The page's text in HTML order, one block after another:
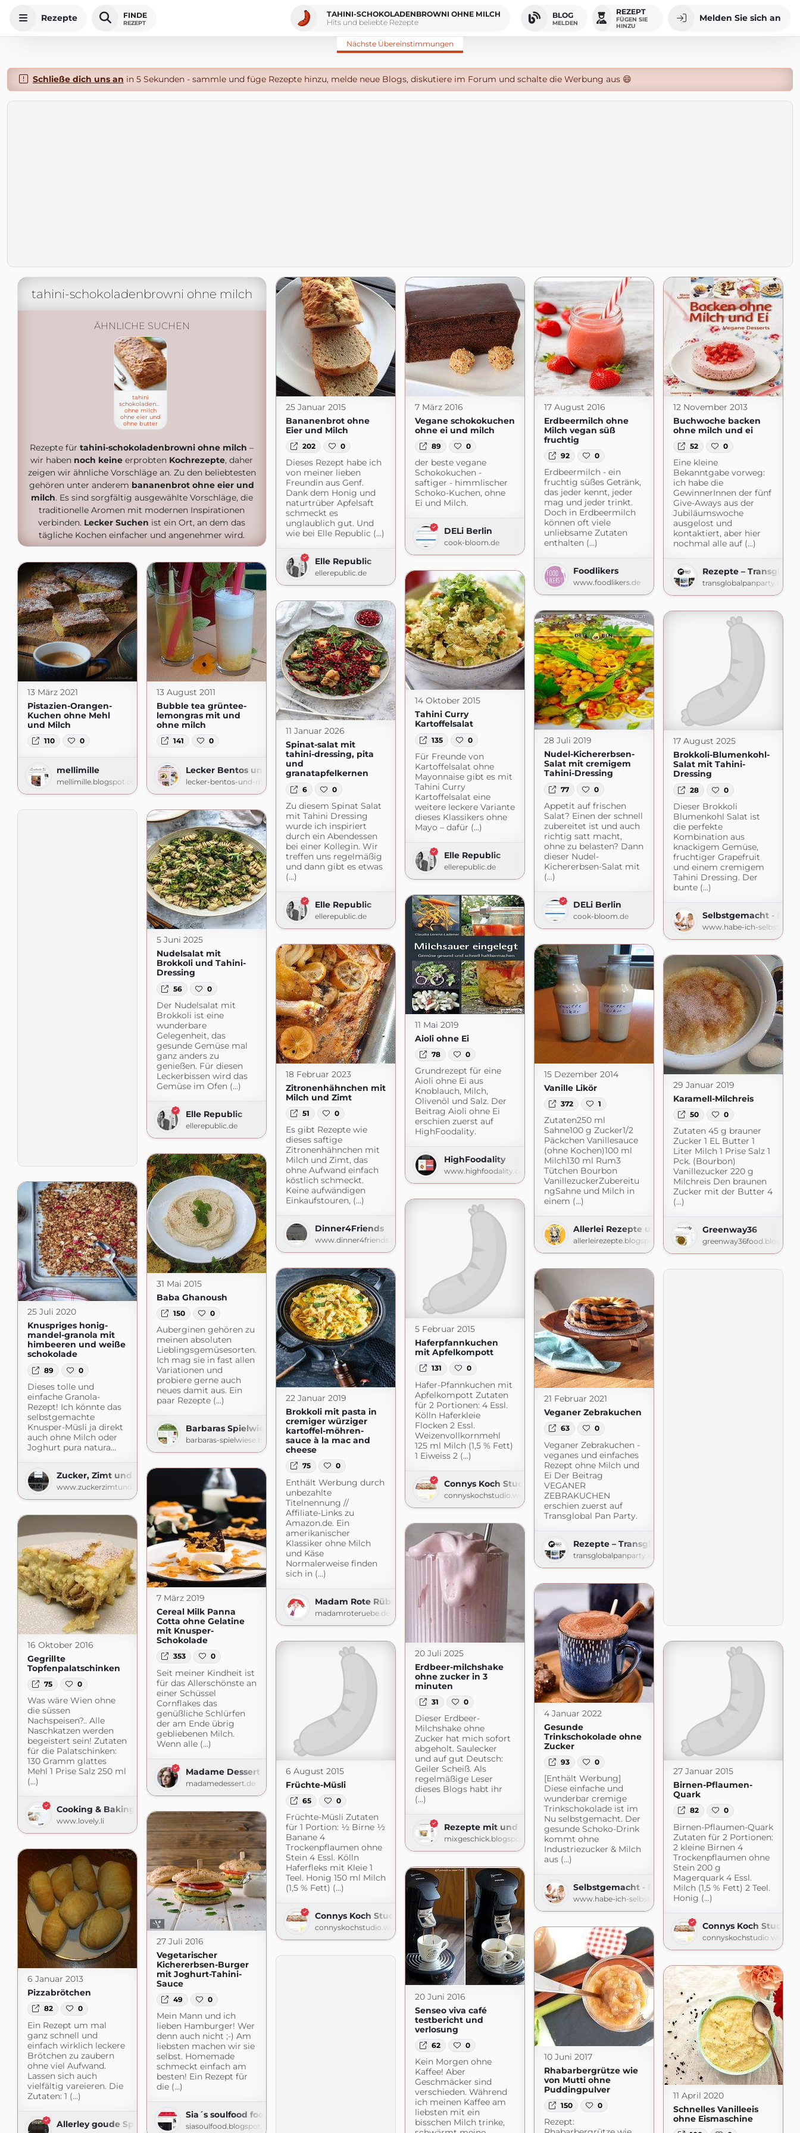
Rezepte FINDE
REZEPT
TAHINI-SCHOKOLADENBROWNI OHNE MILCH
Hits und beliebte Rezepte
BLOG
MELDEN
REZEPT
FÜGEN SIE
HINZU
Melden Sie sich an
Nächste Übereinstimmungen
Schließe dich uns an in 5 Sekunden - sammle und füge Rezepte hinzu, melde neue Blogs, diskutiere im Forum und schalte die Werbung aus 😄
tahini-schokoladenbrowni ohne milch
ÄHNLICHE SUCHEN
tahini
schokoladenbrowni
ohne milch
ohne eier und
ohne butter
Rezepte für tahini-schokoladenbrowni ohne milch –
wir haben noch keine erprobten Kochrezepte, daher
zeigen wir ähnliche Vorschläge an. Zu den beliebtesten
gehören unter anderem bananenbrot ohne eier und
milch. Es sind sorgfältig ausgewählte Vorschläge, die
traditionelle Aromen mit modernen Inspirationen
verbinden. Lecker Suchen ist ein Ort, an dem das
tägliche Kochen einfacher und angenehmer wird.
25 Januar 2015
Bananenbrot ohne
Eier und Milch
202 0
Dieses Rezept habe ich
von meiner lieben
Freundin aus Genf.
Dank dem Honig und
naturtrüber Apfelsaft
schmeckt es
unglaublich gut. Und
wie bei Elle Republic (...)
Elle Republic
ellerepublic.de
7 März 2016
Vegane schokokuchen
ohne ei und milch
89 0
der beste vegane
Schokokuchen -
saftiger - himmlischer
Schoko-Kuchen, ohne
Ei und Milch.
DELi Berlin
cook-bloom.de
17 August 2016
Erdbeermilch ohne
Milch vegan süß
fruchtig
92 0
Erdbeermilch - ein
fruchtig süßes Getränk,
das jeder kennt, jeder
mag und jeder trinkt.
Doch in Erdbeermilch
können oft viele
unliebsame Zutaten
enthalten (...)
Foodlikers
www.foodlikers.de
12 November 2013
Buchwoche backen
ohne milch und ei
52 0
Eine kleine
Bekanntgabe vorweg:
ich habe die
GewinnerInnen der fünf
Give-Aways aus der
Jubiläumswoche
ausgelost und
kontaktiert, aber hier
nochmal alle auf (...)
Rezepte –
transglobalpanparty.com
13 März 2021
Pistazien-Orangen-
Kuchen ohne Mehl
und Milch
110 0
mellimille
mellimille.blogspot.com
13 August 2011
Bubble tea grüntee-
lemongras mit und
ohne milch
141 0
Lecker Bentos und mehr
lecker-bentos-und-mehr.blogspot.com
14 Oktober 2015
Tahini Curry
Kartoffelsalat
135 0
Für Freunde von
Kartoffelsalat ohne
Mayonnaise gibt es mit
Tahini Curry
Kartoffelsalat eine
weitere leckere Variante
dieses Klassikers ohne
Mayo – dafür (...)
Elle Republic
ellerepublic.de
11 Januar 2026
Spinat-salat mit
tahini-dressing, pita
und
granatapfelkernen
6 0
Zu diesem Spinat Salat
mit Tahini Dressing
wurde ich inspiriert
durch ein Abendessen
bei einer Kollegin. Wir
treffen uns regelmäßig
und dann gibt es etwas
(...)
Elle Republic
ellerepublic.de
28 Juli 2019
Nudel-Kichererbsen-
Salat mit cremigem
Tahini-Dressing
77 0
Appetit auf frischen
Salat? Einen der schnell
zubereitet ist und auch
richtig satt macht,
ohne zu belasten? Dann
dieser Nudel-
Kichererbsen-Salat mit
(...)
DELi Berlin
cook-bloom.de
17 August 2025
Brokkoli-Blumenkohl-
Salat mit Tahini-
Dressing
28 0
Dieser Brokkoli
Blumenkohl Salat ist
die perfekte
Kombination aus
knackigem Gemüse,
fruchtiger Grapefruit
und einem cremigem
Tahini Dressing. Der
bunte (...)
Selbstgemacht - Der
www.habe-ich-
5 Juni 2025
Nudelsalat mit
Brokkoli und Tahini-
Dressing
56 0
Der Nudelsalat mit
Brokkoli ist eine
wunderbare
Gelegenheit, das
gesunde Gemüse mal
ganz anders zu
genießen. Für diesen
Leckerbissen wird das
Gemüse im Ofen (...)
Elle Republic
ellerepublic.de
11 Mai 2019
Aioli ohne Ei
78 0
Grundrezept für eine
Aioli ohne Ei aus
Knoblauch, Milch,
Olivenöl und Salz. Der
Beitrag Aioli ohne Ei
erschien zuerst auf
HighFoodality.
HighFoodality
www.highfoodality.com
18 Februar 2023
Zitronenhähnchen mit
Milch und Zimt
51 0
Es gibt Rezepte wie
dieses saftige
Zitronenhähnchen mit
Milch und Zimt, das
ohne Aufwand einfach
köstlich schmeckt.
Keine aufwändigen
Einkaufstouren, (...)
Dinner4Friends
www.dinner4friends.de
15 Dezember 2014
Vanille Likör
372 1
Zutaten250 ml
Sahne100 g Zucker1/2
Päckchen Vanillesauce
(ohne Kochen)100 ml
Milch130 ml Rum3
Tütchen Bourbon
VanillezuckerZubereitu
ngSahne und Milch in
einem (...)
Allerlei Rezepte und mehr
allerleirezepte.blogspot.com
29 Januar 2019
Karamell-Milchreis
50 0
Zutaten 45 g brauner
Zucker 1 EL Butter 1
Liter Milch 1 Prise Salz 1
Pck. (Bourbon)
Vanillezucker 220 g
Milchreis Den braunen
Zucker mit der Butter 4
(...)
Greenway36
31 Mai 2015
Baba Ghanoush
150 0
Auberginen gehören zu
meinen absoluten
Lieblingsgemüsesorten.
Ich mag sie in fast allen
Variationen und
probiere gerne auch
neues damit aus. Ein
paar Rezepte (...)
Barbaras Spielwiese
barbaras-spielwiese.blogspot.com
25 Juli 2020
Knuspriges honig-
mandel-granola mit
himbeeren und weiße
schokolade
89 0
Dieses tolle und
einfache Granola-
Rezept! Ich könnte das
selbstgemachte
Knusper-Müsli ja direkt
auch ohne Milch oder
Joghurt pura natura…
Zucker, Zimt und Liebe
www.zuckerzimtundliebe.de
5 Februar 2015
Haferpfannkuchen
mit Apfelkompott
131 0
Hafer-Pfannkuchen mit
Apfelkompott Zutaten
für 2 Portionen: 4 Essl.
Kölln Haferkleie
Flocken 2 Essl.
Weizenvollkornmehl
125 ml Milch (1,5 % Fett)
1 Eiweiss 2 (...)
Connys Koch Studio
connyskochstudio.wordpress.com
22 Januar 2019
Brokkoli mit pasta in
cremiger würziger
kartoffel-möhren-
sauce à la mac and
cheese
75 0
Enthält Werbung durch
unbezahlte
Titelnennung //
Affiliate-Links zu
Amazon.de. Ein
amerikanischer
Klassiker ohne Milch
und Käse
Normalerweise finden
sich in (...)
Madam Rote Rübe
madamroteruebe.de
21 Februar 2021
Veganer Zebrakuchen
63 0
Veganer Zebrakuchen -
veganes und einfaches
Rezept ohne Milch und
Ei Der Beitrag
VEGANER
ZEBRAKUCHEN
erschien zuerst auf
Transglobal Pan Party.
Rezepte – Transglobal Pan Party
transglobalpanparty.com
7 März 2019
Cereal Milk Panna
Cotta ohne Gelatine
mit Knusper-
Schokolade
353 0
Seit meiner Kindheit ist
für das Allerschönste an
einer Schüssel
Cornflakes das
genüßliche Schlürfen
der am Ende übrig
gebliebenen Milch.
Wenn alle (...)
Madame Dessert
madamedessert.de
16 Oktober 2016
Gegrillte
Topfenpalatschinken
75 0
Was wäre Wien ohne
die süssen
Nachspeisen?.. Alle
Naschkatzen werden
begeistert sein! Zutaten
für die Palatschinken:
130 Gramm glattes
Mehl 1 Prise Salz 250 ml
(...)
Cooking & Baking
www.lovely.li
20 Juli 2025
Erdbeer-milchshake
ohne zucker in 3
minuten
31 0
Dieser Erdbeer-
Milchshake ohne
Zucker hat mich sofort
abgeholt. Saulecker
und auf gut Deutsch:
Geiler Scheiß. Als
regelmäßige Leser
dieses Blogs habt ihr
(...)
Rezepte mit und ohne Thermomix
mixgeschick.blogspot.com
4 Januar 2022
Gesunde
Trinkschokolade ohne
Zucker
93 0
[Enthält Werbung]
Diese einfache und
wunderbar cremige
Trinkschokolade ist im
Nu selbstgemacht. Der
gesunde Schoko-Drink
kommt ohne
Industriezucker & Milch
aus (...)
Selbstgemacht - Der Foodblog
www.habe-ich-selbstgemacht.de
6 August 2015
Früchte-Müsli
65 0
Früchte-Müsli Zutaten
für 1 Portion: ½ Birne ½
Banane 4
Trockenpflaumen ohne
Stein 4 Essl. Kölln
Haferfleks mit Kleie 1
Teel. Honig 150 ml Milch
(1,5 % Fett) (...)
Connys Koch Studio
connyskochstudio.wordpress.com
27 Januar 2015
Birnen-Pflaumen-
Quark
82 0
Birnen-Pflaumen-Quark
Zutaten für 2 Portionen:
2 kleine Birnen 4
Trockenpflaumen ohne
Stein 200 g
Magerquark 4 Essl.
Milch (1,5 % Fett) 2 Teel.
Honig (...)
Connys Koch Studio
27 Juli 2016
Vegetarischer
Kichererbsen-Burger
mit Joghurt-Tahini-
Sauce
49 0
Mein Mann und ich
lieben Hamburger! Wer
denn auch nicht ;-) Am
liebsten machen wir sie
selbst. Homemade
schmeckt einfach am
besten! Ein Rezept für
die (...)
Sia´s soulfood foodblog
siasoulfood.blogspot.com
6 Januar 2013
Pizzabrötchen
82 0
Ein Rezept um mal
ganz schnell und
einfach wirklich leckere
Brötchen zu zaubern
ohne viel Aufwand.
Lassen sich auch
vielfältig vareieren. Die
Zutaten: 1 (...)
Allerley goude Spisen
20 Juni 2016
Senseo viva café
testbericht und
verlosung
62 0
Kein Morgen ohne
Kaffee! Aber
Geschmäcker sind
verschieden. Während
ich meinen Kaffee am
liebsten mit ein
bisschen Milch trinke,
10 Juni 2017
Rhabarbergrütze wie
von Mutti ohne
Puddingpulver
150 0
Rezept:
11 April 2020
Schnelles Vanilleeis
ohne Eismaschine